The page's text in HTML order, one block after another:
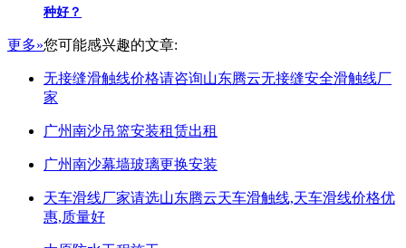
种好？
更多»您可能感兴趣的文章:
无接缝滑触线价格请咨询山东腾云无接缝安全滑触线厂
家
广州南沙吊篮安装租赁出租
广州南沙幕墙玻璃更换安装
天车滑线厂家请选山东腾云天车滑触线,天车滑线价格优
惠,质量好